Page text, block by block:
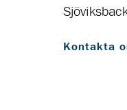
Kontakta